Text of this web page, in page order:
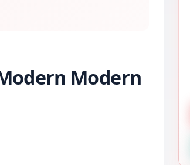
Modern